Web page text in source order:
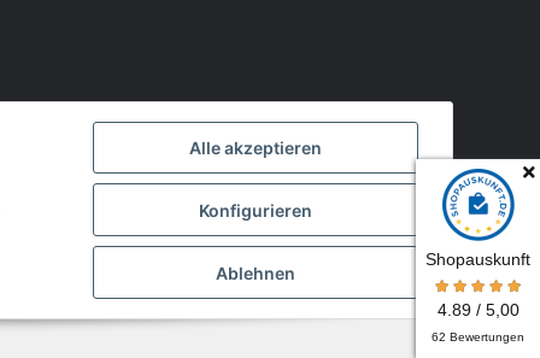
Shopauskunft
4.89 / 5,00
62 Bewertungen
Alle akzeptieren
Konfigurieren
Ablehnen